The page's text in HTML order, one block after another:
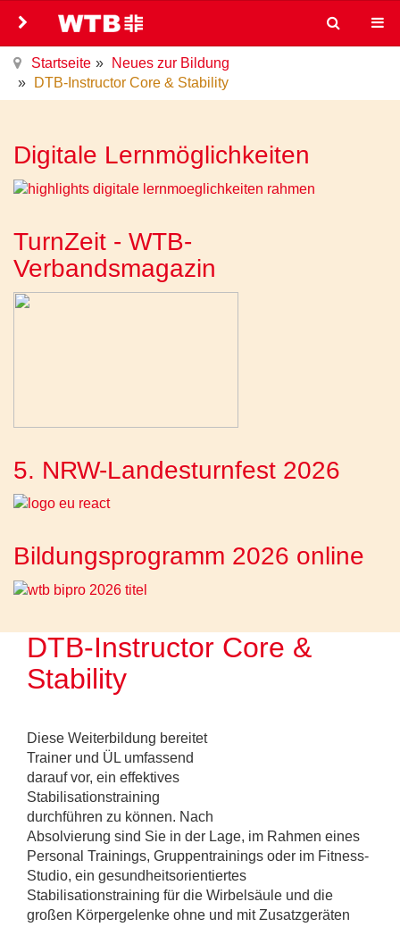
Startseite
Neues zur Bildung
DTB-Instructor Core & Stability
Digitale Lernmöglichkeiten
TurnZeit - WTB-
Verbandsmagazin
5. NRW-Landesturnfest 2026
Bildungsprogramm 2026 online
DTB-Instructor Core &
Stability
Diese Weiterbildung bereitet
Trainer und ÜL umfassend
darauf vor, ein effektives
Stabilisationstraining
durchführen zu können. Nach
Absolvierung sind Sie in der Lage, im Rahmen eines
Personal Trainings, Gruppentrainings oder im Fitness-
Studio, ein gesundheitsorientiertes
Stabilisationstraining für die Wirbelsäule und die
großen Körpergelenke ohne und mit Zusatzgeräten